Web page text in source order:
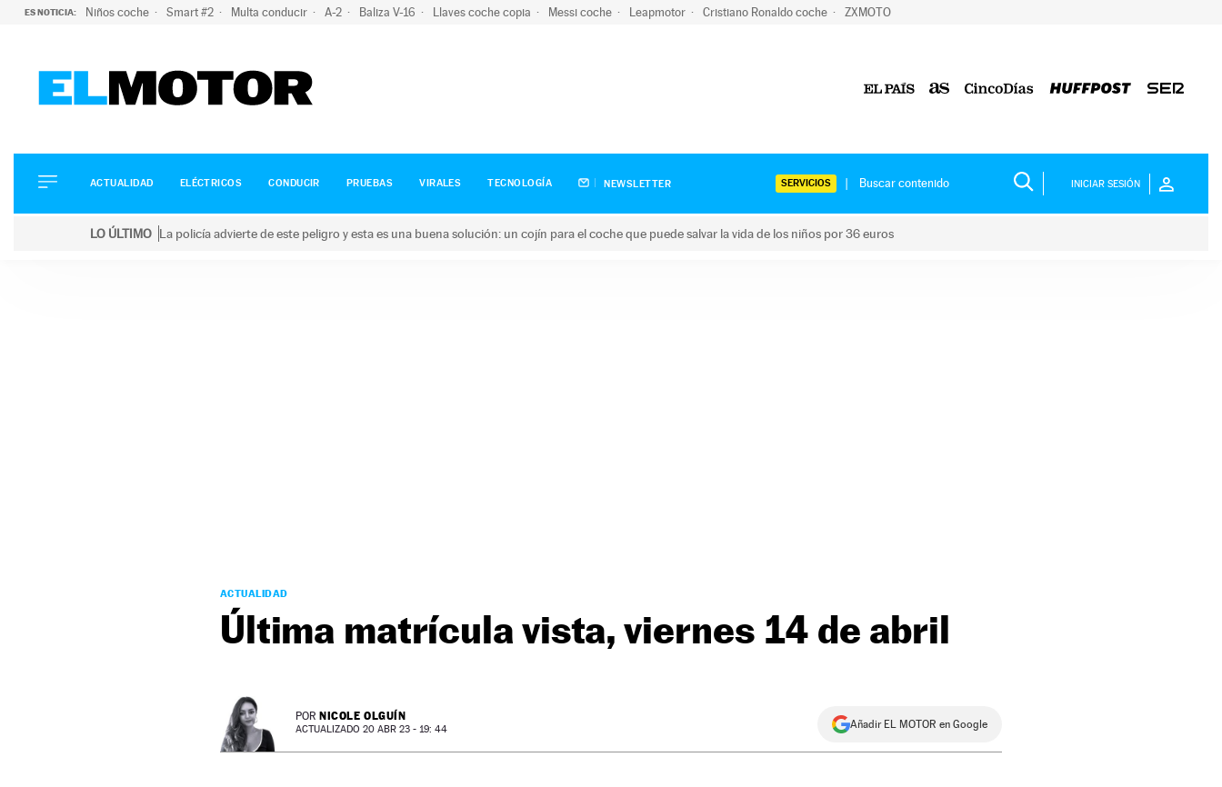
ES NOTICIA: Niños coche Smart #2 Multa conducir A-2 Baliza V-16 Llaves coche copia Messi coche Leapmotor Cristiano Ronaldo coche ZXMOTO
ELÉCTRICOS
CONDUCIR
ACTUALIDAD ELÉCTRICOS CONDUCIR PRUEBAS VIRALES TECNOLOGÍA NEWSLETTER SERVICIOS INICIAR SESIÓN
LO ÚLTIMO La policía advierte de este peligro y esta es una buena solución: un cojín para el coche que puede salvar la vida de los niños por 36 euros
ACTUALIDAD
Última matrícula vista, viernes 14 de abril
POR NICOLE OLGUÍN
ACTUALIZADO 20 ABR 23 - 19: 44 Añadir EL MOTOR en Google